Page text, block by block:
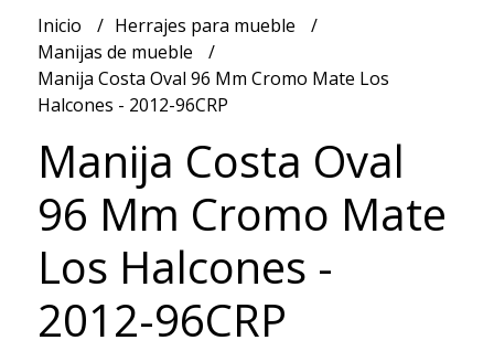
Inicio
Herrajes para mueble
Manijas de mueble
Manija Costa Oval 96 Mm Cromo Mate Los
Halcones - 2012-96CRP
Manija Costa Oval
96 Mm Cromo Mate
Los Halcones -
2012-96CRP